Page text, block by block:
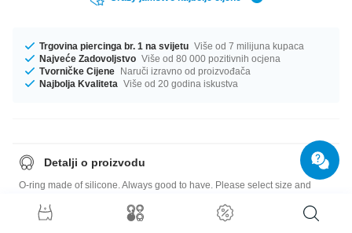
Trgovina piercinga br. 1 na svijetu Više od 7 milijuna kupaca
Najveće Zadovoljstvo Više od 80 000 pozitivnih ocjena
Tvorničke Cijene Naruči izravno od proizvođača
Najbolja Kvaliteta Više od 20 godina iskustva
Detalji o proizvodu
O-ring made of silicone. Always good to have. Please select size and
Quick note: the selectable diameters of our o-rings are chosen so that